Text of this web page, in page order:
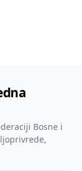
Bosne i